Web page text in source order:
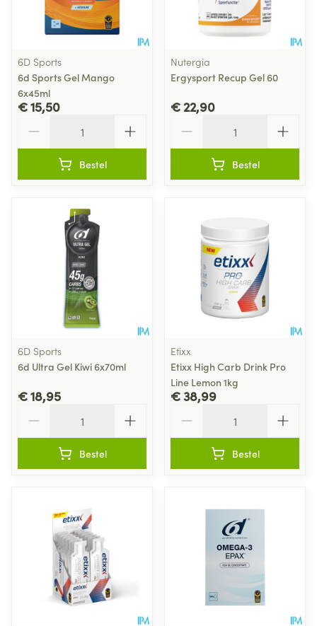
6D Sports
6d Sports Gel Mango
6x45ml
€ 15,50
Bestel
Nutergia
Ergysport Recup Gel 60
€ 22,90
Bestel
6D Sports
6d Ultra Gel Kiwi 6x70ml
€ 18,95
Bestel
Etixx
Etixx High Carb Drink Pro
Line Lemon 1kg
€ 38,99
Bestel